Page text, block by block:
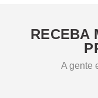
RECEBA
A gente